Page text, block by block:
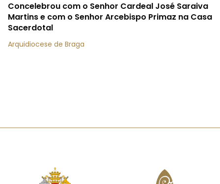
Concelebrou com o Senhor Cardeal José Saraiva
Martins e com o Senhor Arcebispo Primaz na Casa
Sacerdotal
Arquidiocese de Braga